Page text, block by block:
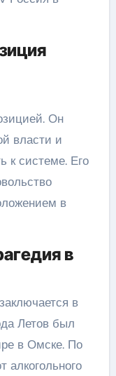
Он
власти и
к системе. Его
в
в
в
Летов был
в Омске. По